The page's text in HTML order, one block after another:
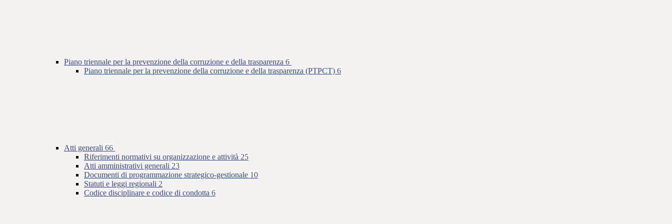
Piano triennale per la prevenzione della corruzione e della trasparenza 6
Piano triennale per la prevenzione della corruzione e della trasparenza (PTPCT) 6
Atti generali 66
Riferimenti normativi su organizzazione e attività 25
Atti amministrativi generali 23
Documenti di programmazione strategico-gestionale 10
Statuti e leggi regionali 2
Codice disciplinare e codice di condotta 6